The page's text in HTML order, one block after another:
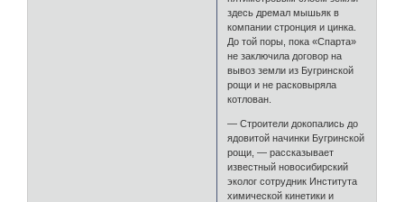
здесь дремал мышьяк в
компании стронция и цинка.
До той поры, пока «Спарта»
не заключила договор на
вывоз земли из Бугринской
рощи и не расковыряла
котлован.
— Строители докопались до
ядовитой начинки Бугринской
рощи, — рассказывает
известный новосибирский
эколог сотрудник Института
химической кинетики и